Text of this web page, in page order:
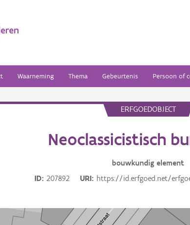
Waarneming Thema Gebeurtenis Persoon of
ERFGOEDOBJECT
Neoclassicistisch
bouwkundig element
ID
207892 URI https://id.erfgoed.net/